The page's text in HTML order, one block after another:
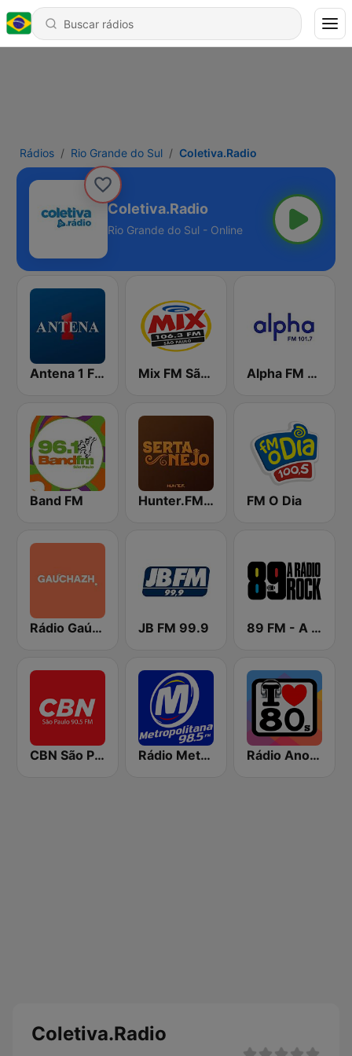
Rádios Rio Grande do Sul Coletiva.Radio
Coletiva.Radio
Rio Grande do Sul - Online
Antena 1 FM Mix FM São Paulo Alpha FM 101.7
Band FM Hunter.FM - Sertanejo FM O Dia
Rádio Gaúcha ZH JB FM 99.9 89 FM - A Rádio Rock
CBN São Paulo Rádio Metropolitana 98.5 FM Rádio Anos 80
Coletiva.Radio